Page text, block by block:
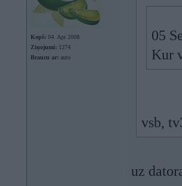
Kopš: 04. Apr 2008
Ziņojumi: 1274
Braucu ar: auto
05
Kur
vsb,
uz